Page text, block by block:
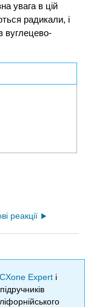
увага в цій
радикали, і
вуглецево-
реакції
Expert і